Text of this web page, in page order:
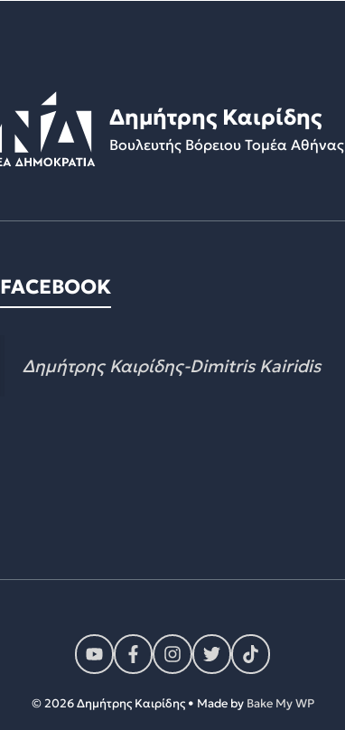
Δημήτρης Καιρίδης
Βουλευτής Βόρειου Τομέα Αθήνας
FACEBOOK
Δημήτρης Καιρίδης-Dimitris Kairidis
© 2026 Δημήτρης Καιρίδης • Made by Bake My WP